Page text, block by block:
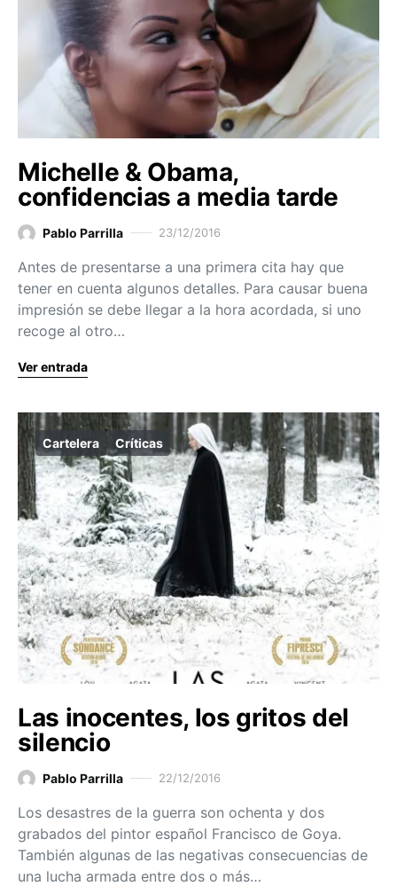
Michelle & Obama,
confidencias a media tarde
Pablo Parrilla 23/12/2016
Antes de presentarse a una primera cita hay que
tener en cuenta algunos detalles. Para causar buena
impresión se debe llegar a la hora acordada, si uno
recoge al otro…
Ver entrada
Cartelera Críticas
Las inocentes, los gritos del
silencio
Pablo Parrilla 22/12/2016
Los desastres de la guerra son ochenta y dos
grabados del pintor español Francisco de Goya.
También algunas de las negativas consecuencias de
una lucha armada entre dos o más…